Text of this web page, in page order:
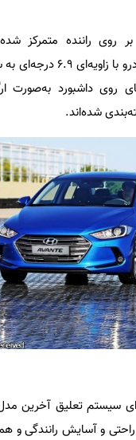
روی راننده متمرکز
صفحه‌نمایش خودرو با
روی داشبورد به‌صورت
شده‌اند.
سیستم تعلیق آخرین مدل
و آسایش رانندگی و